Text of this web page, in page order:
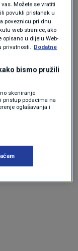
za vjenčanje
o
oboje
o
braka,
prethodno
Možete se vratiti
povukli pristanak u
poveznicu pri dnu
web stranice, ako
u dijelu Web-
privatnosti. Dodatne
bismo pružili
skeniranje
pristup podacima na
oglašavanja i